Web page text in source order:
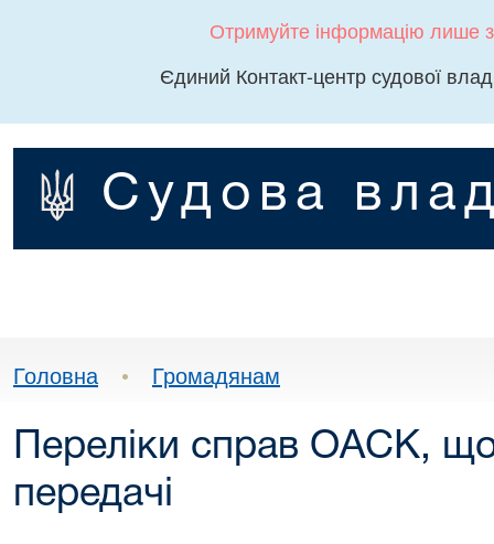
Отримуйте інформацію лише
Єдиний Контакт-центр судової
Судова
Головна • Громадянам
Переліки справ ОАСК,
передачі